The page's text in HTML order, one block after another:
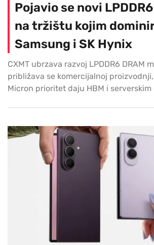
Pojavio se novi
na tržištu kojim
Samsung i SK Hynix
CXMT ubrzava razvoj LPDDR6 DRAM
približava se komercijalnoj
Micron prioritet daju HBM i serverskim